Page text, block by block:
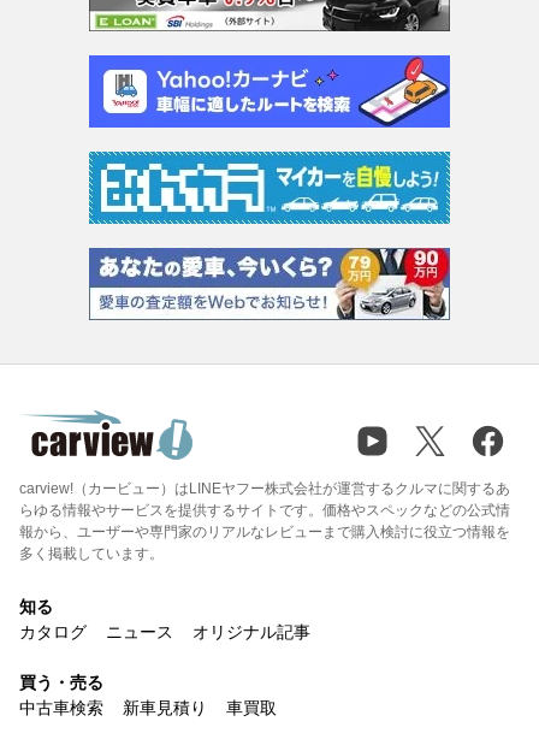
carview!（カービュー）はLINEヤフー株式会社が運営するクルマに関するあ
らゆる情報やサービスを提供するサイトです。価格やスペックなどの公式情
報から、ユーザーや専門家のリアルなレビューまで購入検討に役立つ情報を
多く掲載しています。
知る
カタログ
ニュース オリジナル記事
買う・売る
中古車検索
新車見積り 車買取